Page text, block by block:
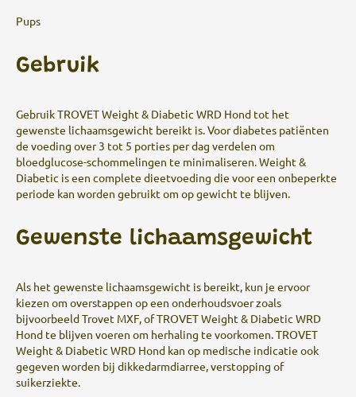
Pups
Gebruik
Gebruik TROVET Weight & Diabetic WRD Hond tot het
gewenste lichaamsgewicht bereikt is. Voor diabetes patiënten
de voeding over 3 tot 5 porties per dag verdelen om
bloedglucose-schommelingen te minimaliseren. Weight &
Diabetic is een complete dieetvoeding die voor een onbeperkte
periode kan worden gebruikt om op gewicht te blijven.
Gewenste lichaamsgewicht
Als het gewenste lichaamsgewicht is bereikt, kun je ervoor
kiezen om overstappen op een onderhoudsvoer zoals
bijvoorbeeld Trovet MXF, of TROVET Weight & Diabetic WRD
Hond te blijven voeren om herhaling te voorkomen. TROVET
Weight & Diabetic WRD Hond kan op medische indicatie ook
gegeven worden bij dikkedarmdiarree, verstopping of
suikerziekte.